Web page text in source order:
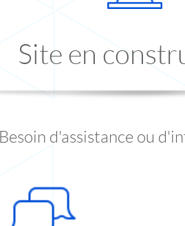
Site en
Besoin d'assistance ou